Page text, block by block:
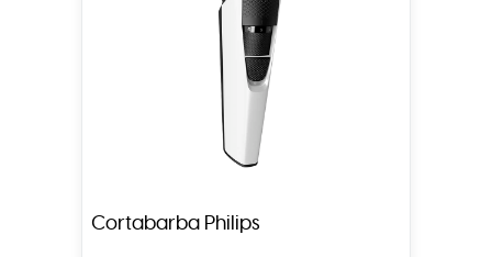
Cortabarba Philips